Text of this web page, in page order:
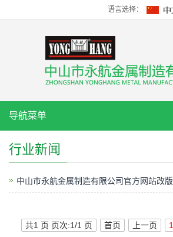
语言选择：
导航菜单
行业新闻
中山市永航金属制造有限公司官方网站改版
共1 页 页次:1/1 页 首页 上一页 1